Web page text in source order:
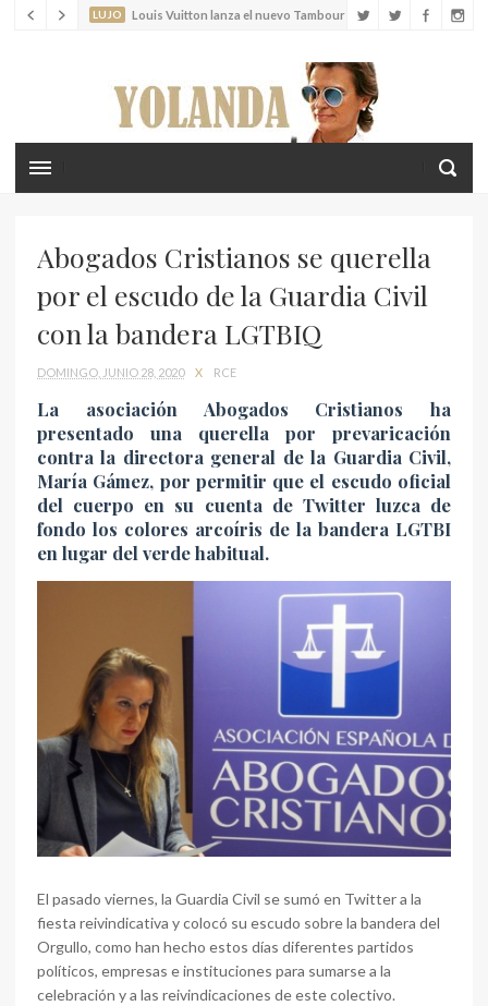
LUJO Louis Vuitton lanza el nuevo Tambour Horizon Light Up
Abogados Cristianos se querella
por el escudo de la Guardia Civil
con la bandera LGTBIQ
DOMINGO, JUNIO 28, 2020 X RCE
La asociación Abogados Cristianos ha
presentado una querella por prevaricación
contra la directora general de la Guardia Civil,
María Gámez, por permitir que el escudo oficial
del cuerpo en su cuenta de Twitter luzca de
fondo los colores arcoíris de la bandera LGTBI
en lugar del verde habitual.
El pasado viernes, la Guardia Civil se sumó en Twitter a la
fiesta reivindicativa y colocó su escudo sobre la bandera del
Orgullo, como han hecho estos días diferentes partidos
políticos, empresas e instituciones para sumarse a la
celebración y a las reivindicaciones de este colectivo.